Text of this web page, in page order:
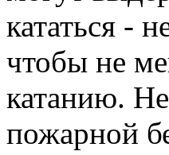
кататься -
чтобы не
катанию.
пожарной